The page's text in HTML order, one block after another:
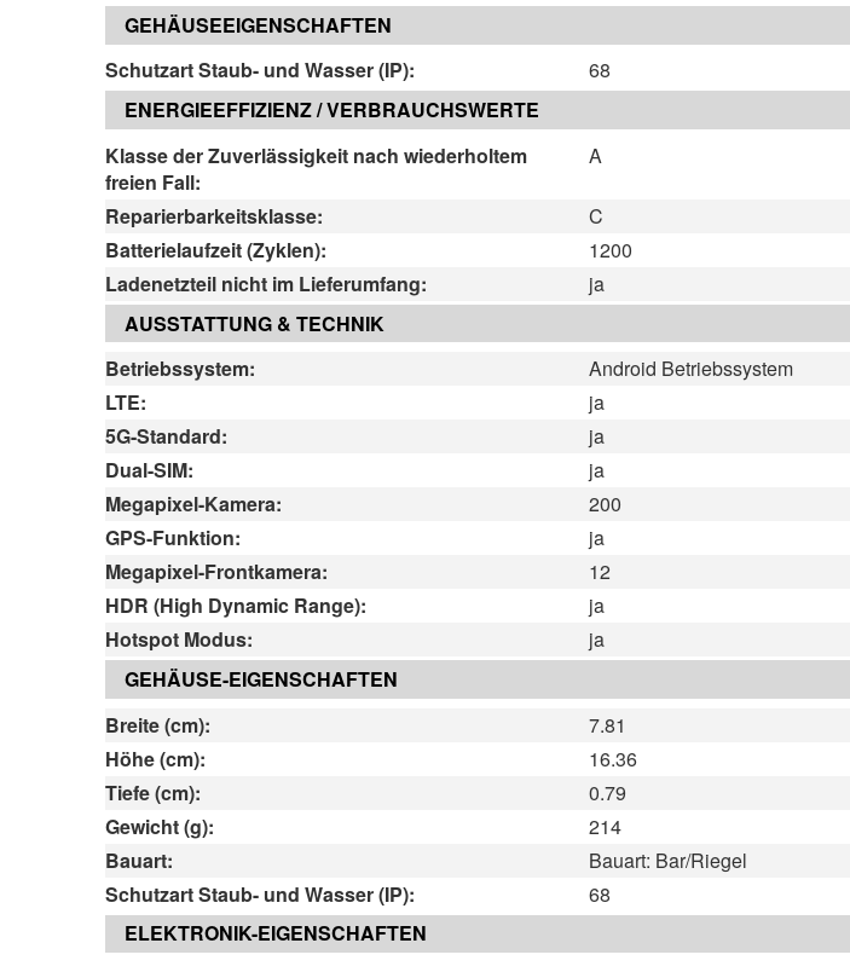
GEHÄUSEEIGENSCHAFTEN
Schutzart Staub- und Wasser (IP):
68
ENERGIEEFFIZIENZ / VERBRAUCHSWERTE
Klasse der Zuverlässigkeit nach wiederholtem
freien Fall:
A
Reparierbarkeitsklasse:
C
Batterielaufzeit (Zyklen):
1200
Ladenetzteil nicht im Lieferumfang:
ja
AUSSTATTUNG & TECHNIK
Betriebssystem:
Android Betriebssystem
LTE:
ja
5G-Standard:
ja
Dual-SIM:
ja
Megapixel-Kamera:
200
GPS-Funktion:
ja
Megapixel-Frontkamera:
12
HDR (High Dynamic Range):
ja
Hotspot Modus:
ja
GEHÄUSE-EIGENSCHAFTEN
Breite (cm):
7.81
Höhe (cm):
16.36
Tiefe (cm):
0.79
Gewicht (g):
214
Bauart:
Bauart: Bar/Riegel
Schutzart Staub- und Wasser (IP):
68
ELEKTRONIK-EIGENSCHAFTEN